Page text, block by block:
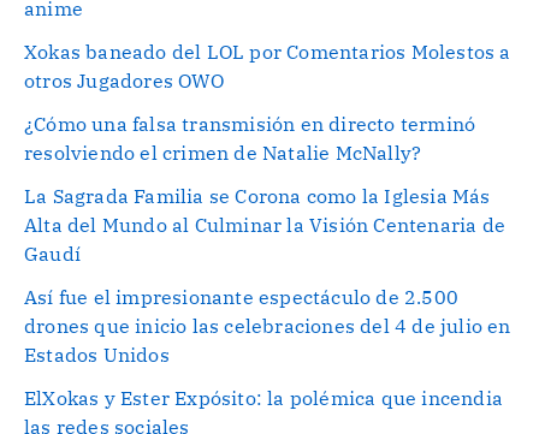
anime
Xokas baneado del LOL por Comentarios Molestos a
otros Jugadores OWO
¿Cómo una falsa transmisión en directo terminó
resolviendo el crimen de Natalie McNally?
La Sagrada Familia se Corona como la Iglesia Más
Alta del Mundo al Culminar la Visión Centenaria de
Gaudí
Así fue el impresionante espectáculo de 2.500
drones que inicio las celebraciones del 4 de julio en
Estados Unidos
ElXokas y Ester Expósito: la polémica que incendia
las redes sociales